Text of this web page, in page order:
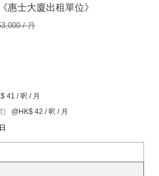
惠士大廈出租單位》
/ 月
41 / 呎 / 月
] @HK$ 42 / 呎 / 月